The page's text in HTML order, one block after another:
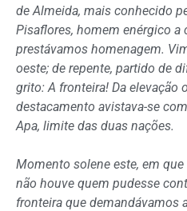
de Almeida, mais conhecido
Pisaflores, homem enérgico a
prestávamos homenagem.
oeste; de repente, partido de
grito: A fronteira! Da elevação
destacamento avistava-se
Apa, limite das duas nações.
Momento solene este, em
não houve quem pudesse
fronteira que demandávamos